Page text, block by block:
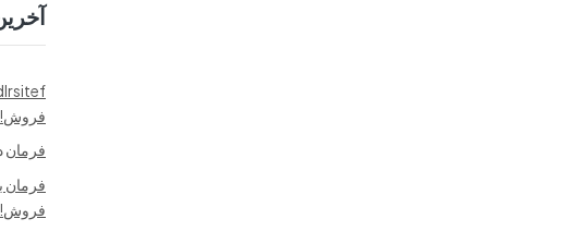
فروش!
فرمان
فرمان
فروش!